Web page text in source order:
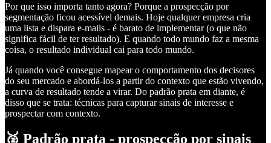
Por que isso importa tanto agora? Porque a prospecção por
segmentação ficou acessível demais. Hoje qualquer empresa cria
uma lista e dispara e-mails - é barato de implementar (o que não
significa fácil de ter resultado). E quando todo mundo faz a mesma
coisa, o resultado individual cai para todo mundo.
Já quando você consegue mapear o comportamento dos decisores
do seu mercado e abordá-los a partir do contexto que estão vivendo,
a curva de resultado tende a virar. Do padrão prata em diante, é
disso que se trata: técnicas para capturar sinais de interesse e
prospectar com contexto.
🥈 Padrão prata - prospecção por sinais